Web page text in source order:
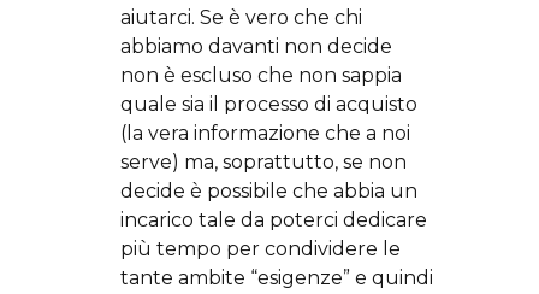
aiutarci. Se è vero che chi
abbiamo davanti non decide
non è escluso che non sappia
quale sia il processo di acquisto
(la vera informazione che a noi
serve) ma, soprattutto, se non
decide è possibile che abbia un
incarico tale da poterci dedicare
più tempo per condividere le
tante ambite “esigenze” e quindi